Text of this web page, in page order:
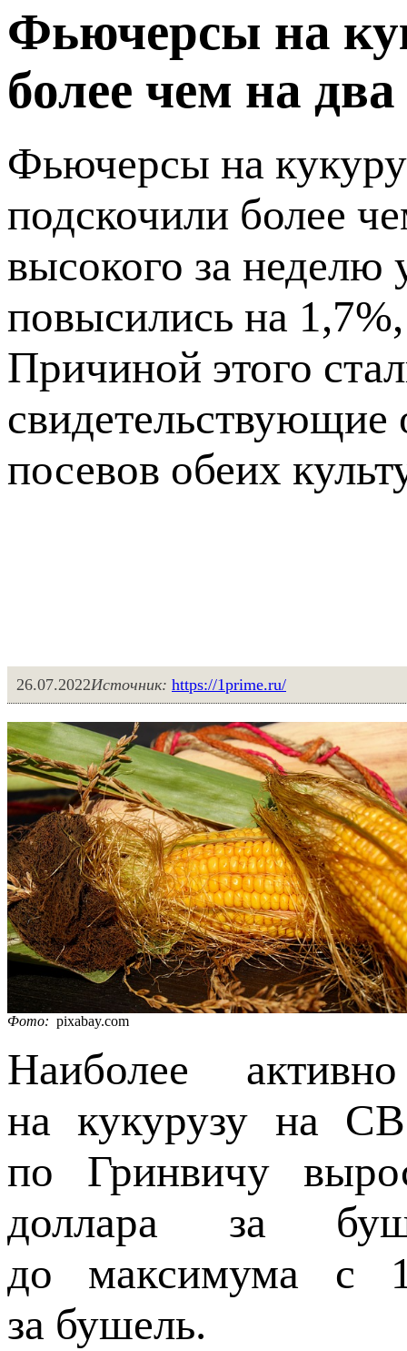
Фьючерсы на
более чем на
Фьючерсы на
подскочили более
высокого за
повысились на
Причиной этого
посевов обеих
26.07.2022Источник: https://1prime.ru/
Фото: pixabay.com
Наиболее
на кукурузу на
по Гринвичу
доллара за
до максимума с
за бушель.